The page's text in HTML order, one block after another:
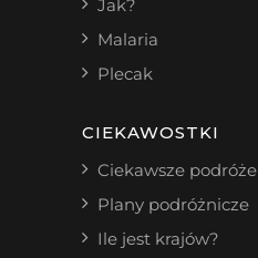
Jak?
Malaria
Plecak
CIEKAWOSTKI
Ciekawsze podróże
Plany podróżnicze
Ile jest krajów?